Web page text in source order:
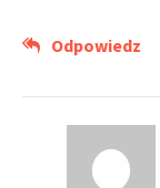
Odpowiedz